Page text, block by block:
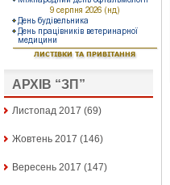
АРХІВ “ЗП”
Листопад 2017 (69)
Жовтень 2017 (146)
Вересень 2017 (147)